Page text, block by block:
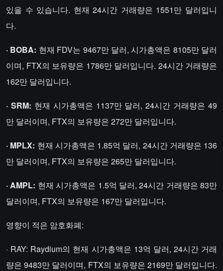
있을 수 있습니다. 현재 24시간 거래량은 1551만 달러입니
다.
· BOBA: 현재 FDV는 9467만 달러, 시가총액은 8105만 달러
이며, FTX의 보유량은 1786만 달러입니다. 24시간 거래량은
162만 달러입니다.
· SRM: 현재 시가총액은 1137만 달러, 24시간 거래량은 49
만 달러이며, FTX의 보유량은 272만 달러입니다.
· MPLX: 현재 시가총액은 1.85억 달러, 24시간 거래량은 136
만 달러이며, FTX의 보유량은 265만 달러입니다.
· AMPL: 현재 시가총액은 1.5억 달러, 24시간 거래량은 83만
달러이며, FTX의 보유량은 167만 달러입니다.
영향이 적은 암호화폐:
· RAY: Raydium의 현재 시가총액은 13억 달러, 24시간 거래
량은 9483만 달러이며, FTX의 보유량은 2169만 달러입니다.